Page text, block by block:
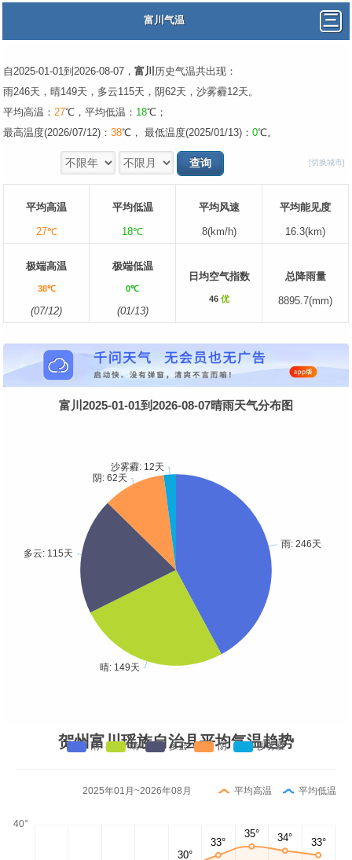
富川气温
自2025-01-01到2026-08-07， 富川 历史气温共出现：
雨246天，晴149天，多云115天，阴62天，沙雾霾12天。
平均高温： 27℃，平均低温： 18℃；
最高温度(2026/07/12)： 38℃， 最低温度(2025/01/13)： 0℃。
[切换城市]
平均高温
27℃
平均低温
18℃
平均风速
8(km/h)
平均能见度
16.3(km)
极端高温
38℃
(07/12)
极端低温
0℃
(01/13)
日均空气指数
46 优
总降雨量
8895.7(mm)
富川2025-01-01到2026-08-07晴雨天气分布图
贺州富川瑶族自治县平均气温趋势
2025年01月~2026年08月 平均高温 平均低温